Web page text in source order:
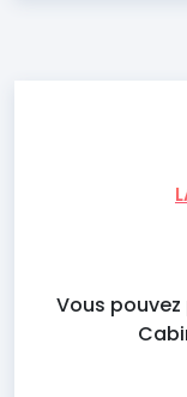
Vous